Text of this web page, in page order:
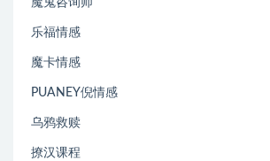
魔鬼咨询师
乐福情感
魔卡情感
PUANEY倪情感
乌鸦救赎
撩汉课程